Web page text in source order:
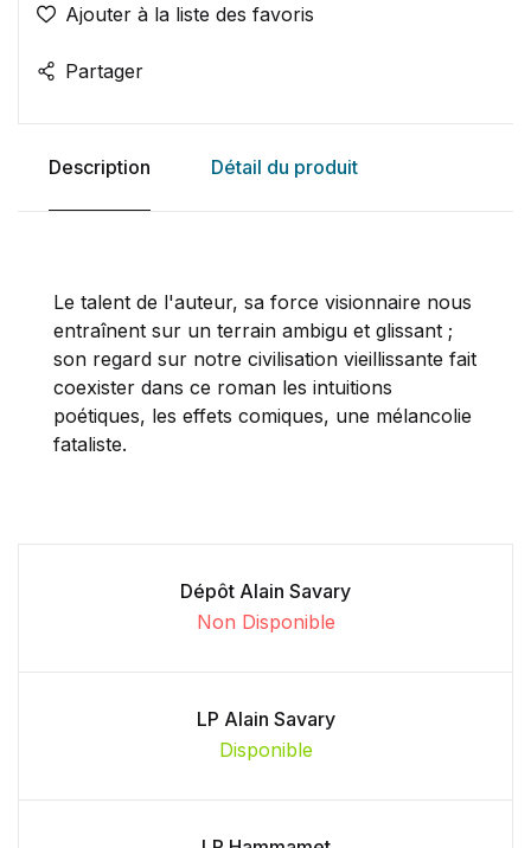
Ajouter à la liste des favoris
Partager
Description Détail du produit
Le talent de l'auteur, sa force visionnaire nous
entraînent sur un terrain ambigu et glissant ;
son regard sur notre civilisation vieillissante fait
coexister dans ce roman les intuitions
poétiques, les effets comiques, une mélancolie
fataliste.
Dépôt Alain Savary
Non Disponible
LP Alain Savary
Disponible